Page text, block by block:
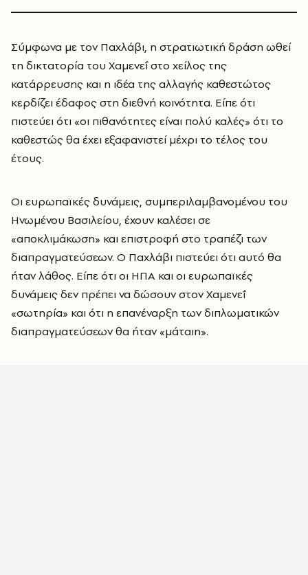
Σύμφωνα με τον Παχλάβι, η στρατιωτική δράση ωθεί
τη δικτατορία του Χαμενεΐ στο χείλος της
κατάρρευσης και η ιδέα της αλλαγής καθεστώτος
κερδίζει έδαφος στη διεθνή κοινότητα. Είπε ότι
πιστεύει ότι «οι πιθανότητες είναι πολύ καλές» ότι το
καθεστώς θα έχει εξαφανιστεί μέχρι το τέλος του
έτους.
Οι ευρωπαϊκές δυνάμεις, συμπεριλαμβανομένου του
Ηνωμένου Βασιλείου, έχουν καλέσει σε
«αποκλιμάκωση» και επιστροφή στο τραπέζι των
διαπραγματεύσεων. Ο Παχλάβι πιστεύει ότι αυτό θα
ήταν λάθος. Είπε ότι οι ΗΠΑ και οι ευρωπαϊκές
δυνάμεις δεν πρέπει να δώσουν στον Χαμενεΐ
«σωτηρία» και ότι η επανέναρξη των διπλωματικών
διαπραγματεύσεων θα ήταν «μάταιη».